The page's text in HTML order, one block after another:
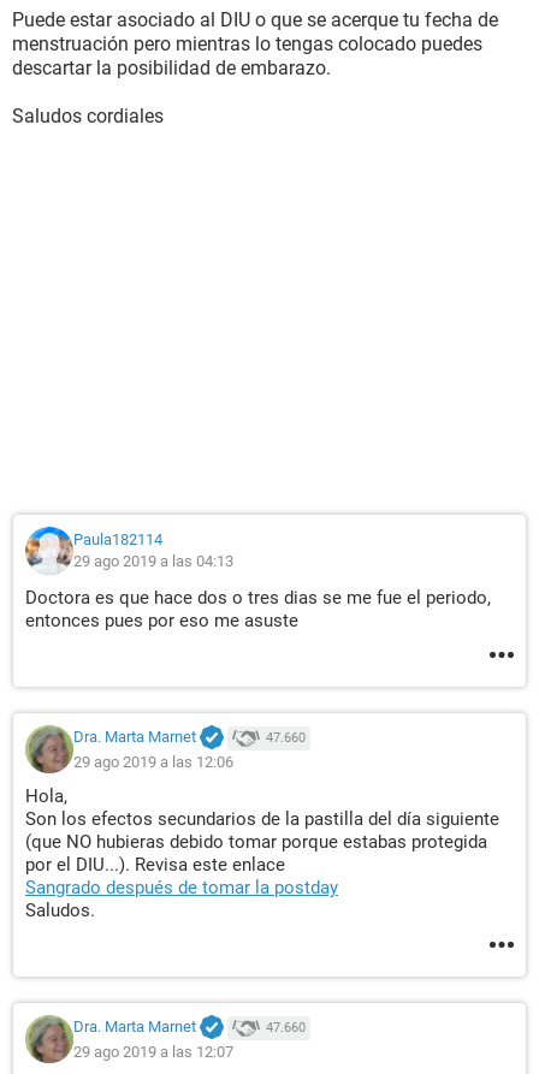
Puede estar asociado al DIU o que se acerque tu fecha de
menstruación pero mientras lo tengas colocado puedes
descartar la posibilidad de embarazo.
Saludos cordiales
Paula182114
29 ago 2019 a las 04:13
Doctora es que hace dos o tres dias se me fue el periodo,
entonces pues por eso me asuste
Dra. Marta Marnet 47.660
29 ago 2019 a las 12:06
Hola,
Son los efectos secundarios de la pastilla del día siguiente
(que NO hubieras debido tomar porque estabas protegida
por el DIU...). Revisa este enlace
Sangrado después de tomar la postday
Saludos.
Dra. Marta Marnet 47.660
29 ago 2019 a las 12:07